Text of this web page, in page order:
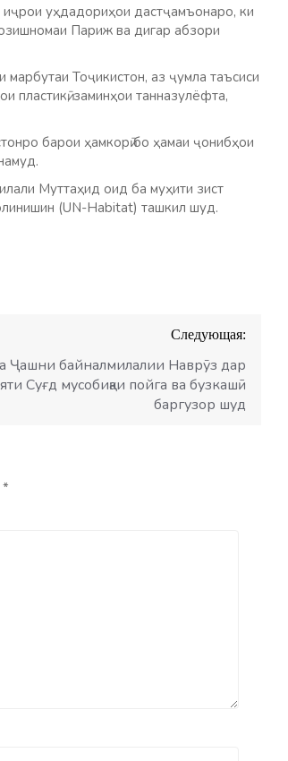
уҳдадориҳои дастҷамъонаро, ки
Париж ва дигар абзори
Тоҷикистон, аз ҷумла таъсиси
заминҳои танназулёфта,
барои ҳамкорӣ бо ҳамаи ҷонибҳои
Муттаҳид оид ба муҳити зист
(UN-Habitat) ташкил шуд.
Следующая:
Ҷашни байналмилалии Наврӯз дар
Суғд мусобиқаи пойга ва бузкашӣ
баргузор шуд
*